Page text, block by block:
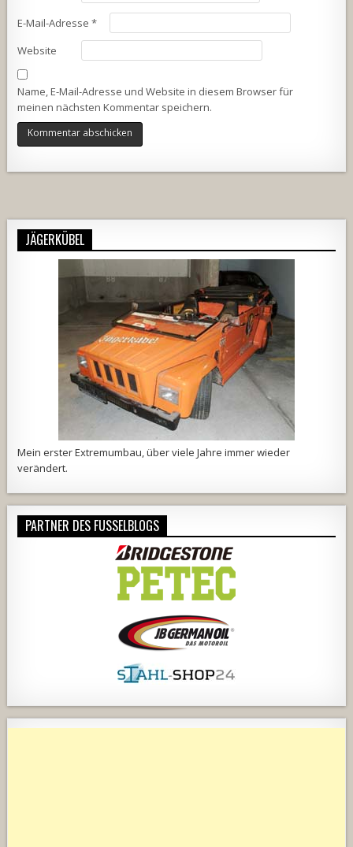
E-Mail-Adresse*
Website
Name, E-Mail-Adresse und Website in diesem Browser für
meinen nächsten Kommentar speichern.
JÄGERKÜBEL
Mein erster Extremumbau, über viele Jahre immer wieder
verändert.
PARTNER DES FUSSELBLOGS